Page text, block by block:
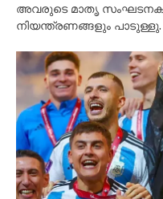
അവരുടെ മാതൃ
നിയന്ത്രണങ്ങളും പാടുള്ളു.